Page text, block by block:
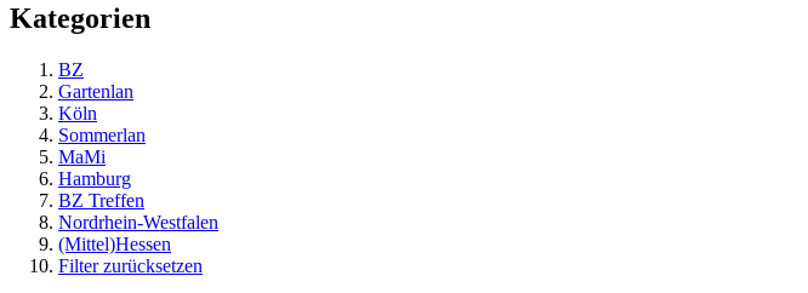
Kategorien
BZ
Gartenlan
Köln
Sommerlan
MaMi
Hamburg
BZ Treffen
Nordrhein-Westfalen
(Mittel)Hessen
Filter zurücksetzen